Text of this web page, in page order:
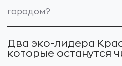
городом?
Два эко-лидера
которые останутся